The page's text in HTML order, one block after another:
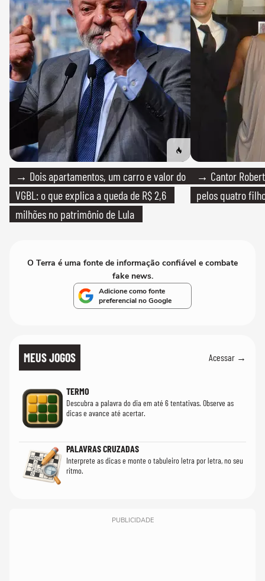
→ Dois apartamentos, um carro e valor do
VGBL: o que explica a queda de R$ 2,6
milhões no patrimônio de Lula
→ Cantor
pelos quatro
O Terra é uma fonte de informação confiável e combate
fake news.
Adicione como fonte
preferencial no Google
MEUS JOGOS Acessar →
TERMO
Descubra a palavra do dia em até 6 tentativas. Observe as
dicas e avance até acertar.
PALAVRAS CRUZADAS
Interprete as dicas e monte o tabuleiro letra por letra, no seu
ritmo.
PUBLICIDADE